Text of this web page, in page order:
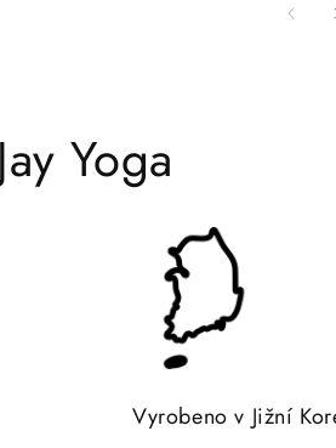
Yoga
Vyrobeno v Jižní